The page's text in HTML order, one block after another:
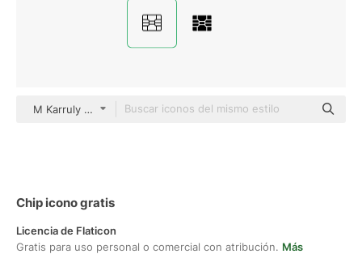
M Karruly Detailed Outline
Chip icono gratis
Licencia de Flaticon
Gratis para uso personal o comercial con atribución. Más